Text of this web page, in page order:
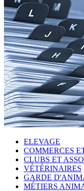
ELEVAGE
COMMERCES
CLUBS ET
VÉTÉRINAIRES
GARDE
MÉTIERS